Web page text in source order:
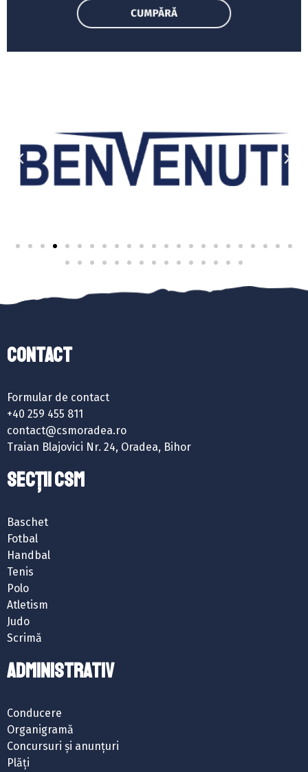
Contact
Formular de contact
+40 259 455 811
contact@csmoradea.ro
Traian Blajovici Nr. 24, Oradea, Bihor
SECȚII CSM
Baschet
Fotbal
Handbal
Tenis
Polo
Atletism
Judo
Scrimă
ADMINISTRATIV
Conducere
Organigramă
Concursuri și anunțuri
Plăți